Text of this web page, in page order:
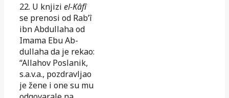
22. U knjizi el-Kâfî
se prenosi od Rab’î
ibn Abdullaha od
Imama Ebu Ab­
dullaha da je rekao:
“Allahov Poslanik,
s.a.v.a., pozdravljao
je žene i one su mu